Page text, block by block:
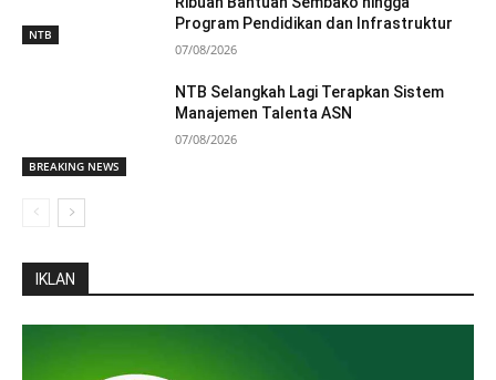
NTB
Program Pendidikan dan Infrastruktur
07/08/2026
BREAKING NEWS
NTB Selangkah Lagi Terapkan Sistem
Manajemen Talenta ASN
07/08/2026
IKLAN